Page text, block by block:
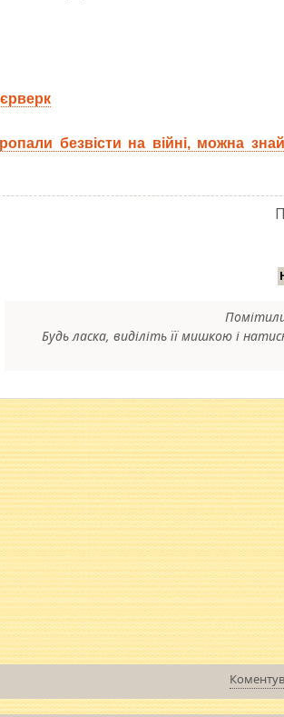
безвісти на війні, можна
Будь ласка, виділіть її мишкою і